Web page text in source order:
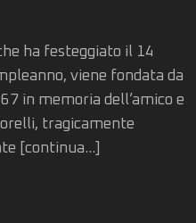
ha festeggiato il 14
viene fondata da
in memoria dell’amico e
tragicamente
[continua...]